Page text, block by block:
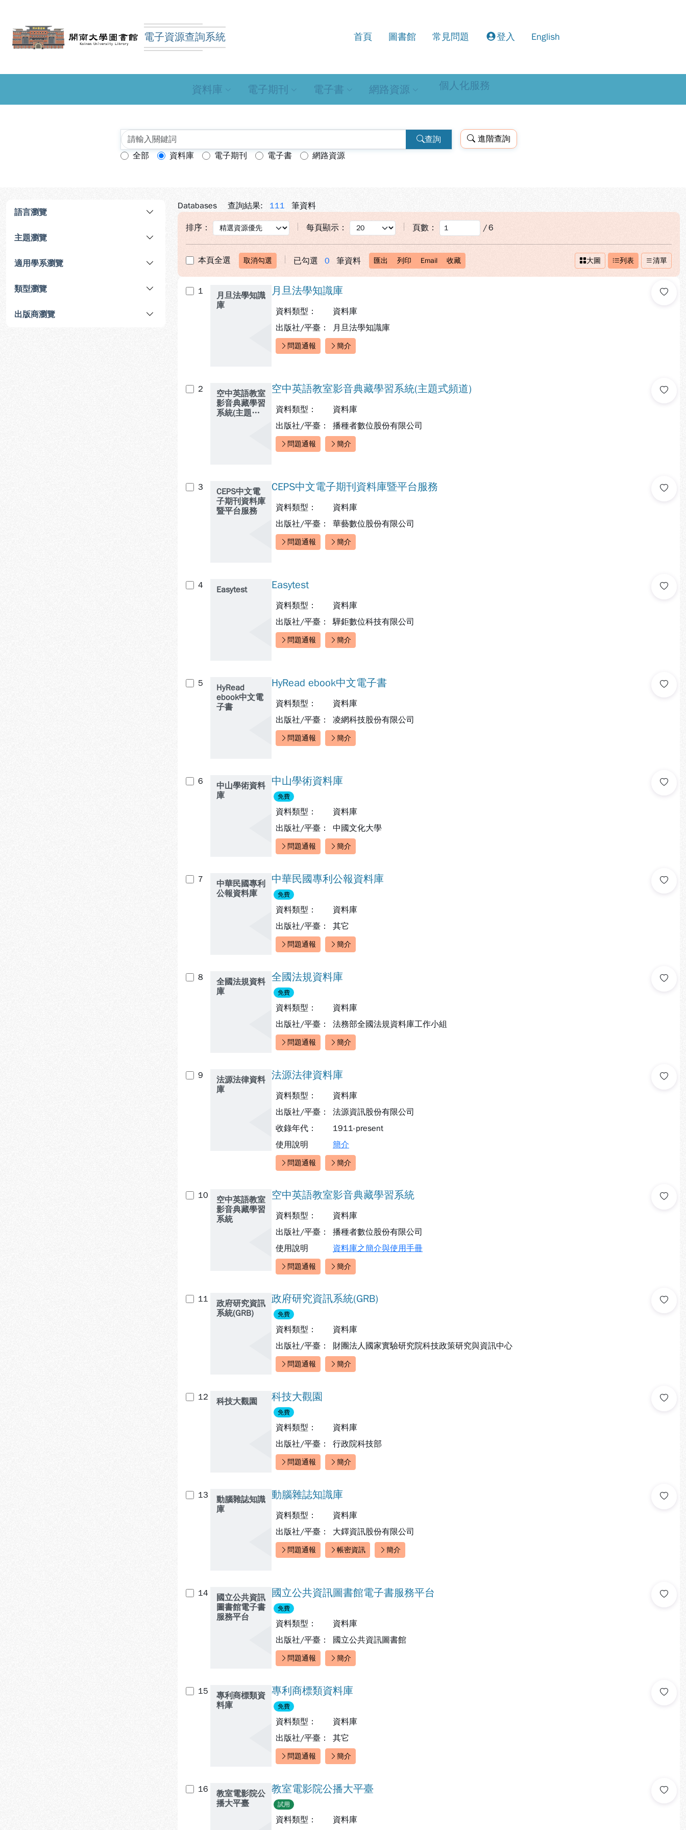
開南大學圖書館電子資源查詢系統
電子資源查詢系統 首頁 圖書館 常見問題 登入 English
資料庫 電子期刊 電子書 網路資源 個人化服務
查詢 進階查詢
查詢模式：
全部 資料庫 電子期刊 電子書 網路資源
語言瀏覽
主題瀏覽
適用學系瀏覽
類型瀏覽
出版商瀏覽
Databases 查詢結果: 111 筆資料
排序： 每頁顯示： 頁數： /6
本頁全選 取消勾選 已勾選 0 筆資料 匯出 列印 Email 收藏 大圖 列表 清單
1
月旦法學知識
庫
月旦法學知識庫
資料類型：
資料庫
出版社/平臺：
月旦法學知識庫
快速連結：
問題通報 簡介
2
空中英語教室
影音典藏學習
系統(主題式
空中英語教室影音典藏學習系統(主題式頻道)
資料類型：
資料庫
出版社/平臺：
播種者數位股份有限公司
快速連結：
問題通報 簡介
3
CEPS中文電
子期刊資料庫
暨平台服務
CEPS中文電子期刊資料庫暨平台服務
資料類型：
資料庫
出版社/平臺：
華藝數位股份有限公司
快速連結：
問題通報 簡介
4 Easytest Easytest
資料類型：
資料庫
出版社/平臺：
驊鉅數位科技有限公司
快速連結：
問題通報 簡介
5
HyRead
ebook中文電
子書
HyRead ebook中文電子書
資料類型：
資料庫
出版社/平臺：
凌網科技股份有限公司
快速連結：
問題通報 簡介
6
中山學術資料
庫
中山學術資料庫
免費
資料類型：
資料庫
出版社/平臺：
中國文化大學
快速連結：
問題通報 簡介
7
中華民國專利
公報資料庫
中華民國專利公報資料庫
免費
資料類型：
資料庫
出版社/平臺：
其它
快速連結：
問題通報 簡介
8
全國法規資料
庫
全國法規資料庫
免費
資料類型：
資料庫
出版社/平臺：
法務部全國法規資料庫工作小組
快速連結：
問題通報 簡介
9
法源法律資料
庫
法源法律資料庫
資料類型：
資料庫
出版社/平臺：
法源資訊股份有限公司
收錄年代：
1911-present
使用說明
簡介
快速連結：
問題通報 簡介
10
空中英語教室
影音典藏學習
系統
空中英語教室影音典藏學習系統
資料類型：
資料庫
出版社/平臺：
播種者數位股份有限公司
使用說明
資料庫之簡介與使用手冊
快速連結：
問題通報 簡介
11
政府研究資訊
系統(GRB)
政府研究資訊系統(GRB)
免費
資料類型：
資料庫
出版社/平臺：
財團法人國家實驗研究院科技政策研究與資訊中心
快速連結：
問題通報 簡介
12 科技大觀園 科技大觀園
免費
資料類型：
資料庫
出版社/平臺：
行政院科技部
快速連結：
問題通報 簡介
13
動腦雜誌知識
庫
動腦雜誌知識庫
資料類型：
資料庫
出版社/平臺：
大鐸資訊股份有限公司
快速連結：
問題通報 帳密資訊 簡介
14
國立公共資訊
圖書館電子書
服務平台
國立公共資訊圖書館電子書服務平台
免費
資料類型：
資料庫
出版社/平臺：
國立公共資訊圖書館
快速連結：
問題通報 簡介
15
專利商標類資
料庫
專利商標類資料庫
免費
資料類型：
資料庫
出版社/平臺：
其它
快速連結：
問題通報 簡介
16
教室電影院公
播大平臺
教室電影院公播大平臺
試用
資料類型： 資料庫